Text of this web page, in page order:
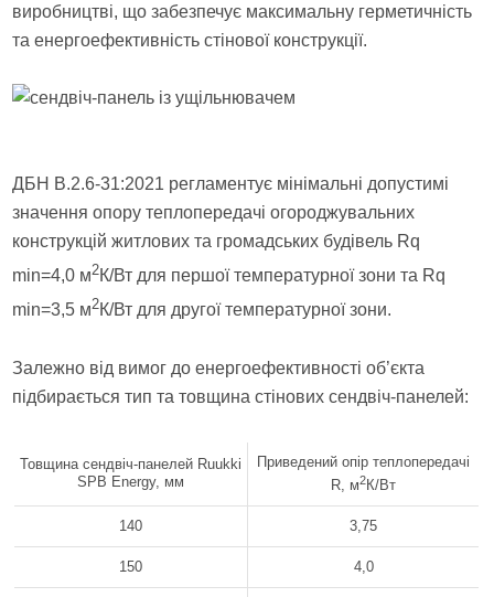
виробництві, що забезпечує максимальну герметичність
та енергоефективність стінової конструкції.
ДБН В.2.6-31:2021 регламентує мінімальні допустимі
значення опору теплопередачі огороджувальних
конструкцій житлових та громадських будівель Rq
min=4,0 м2К/Вт для першої температурної зони та Rq
min=3,5 м2К/Вт для другої температурної зони.
Залежно від вимог до енергоефективності об’єкта
підбирається тип та товщина стінових сендвіч-панелей:
Товщина сендвіч-панелей Ruukki
SPB Energy, мм
Приведений опір теплопередачі
R, м2К/Вт
140 3,75
150 4,0